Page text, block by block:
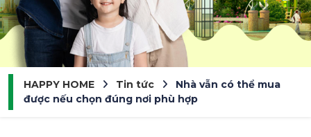
HAPPY HOME Tin tức
Nhà vẫn có thể mua
được nếu chọn đúng nơi phù hợp